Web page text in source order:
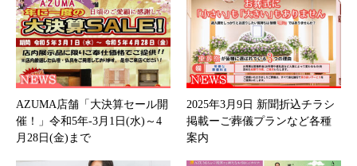
AZUMA店舗「大決算セール開
催！」令和5年-3月1日(水)～4
月28日(金)まで
2025年3月9日 新聞折込チラシ
掲載ーご葬儀プランなど各種
案内